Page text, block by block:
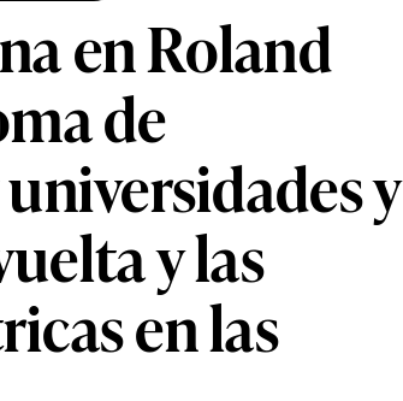
en Roland
de
y
y las
en las